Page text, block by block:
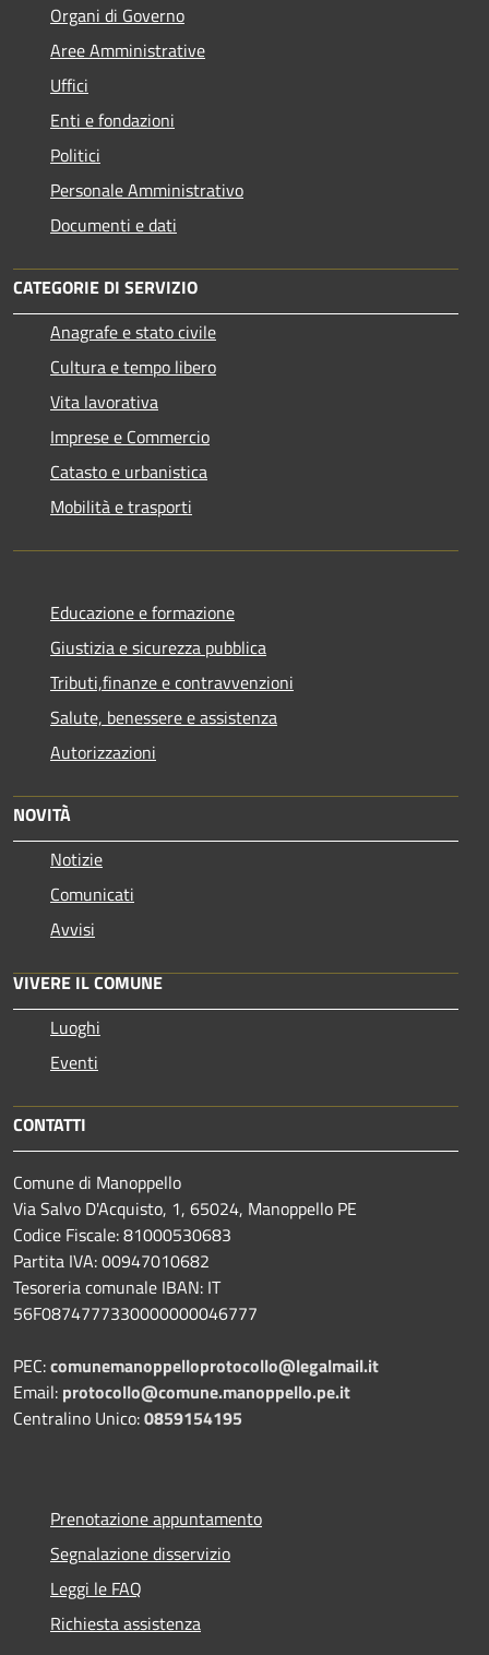
Organi di Governo
Aree Amministrative
Uffici
Enti e fondazioni
Politici
Personale Amministrativo
Documenti e dati
CATEGORIE DI SERVIZIO
Anagrafe e stato civile
Cultura e tempo libero
Vita lavorativa
Imprese e Commercio
Catasto e urbanistica
Mobilità e trasporti
Educazione e formazione
Giustizia e sicurezza pubblica
Tributi,finanze e contravvenzioni
Salute, benessere e assistenza
Autorizzazioni
NOVITÀ
Notizie
Comunicati
Avvisi
VIVERE IL COMUNE
Luoghi
Eventi
CONTATTI
Comune di Manoppello
Via Salvo D'Acquisto, 1, 65024, Manoppello PE
Codice Fiscale: 81000530683
Partita IVA: 00947010682
Tesoreria comunale IBAN: IT
56F0874777330000000046777
PEC:comunemanoppelloprotocollo@legalmail.it
Email: protocollo@comune.manoppello.pe.it
Centralino Unico:0859154195
Prenotazione appuntamento
Segnalazione disservizio
Leggi le FAQ
Richiesta assistenza